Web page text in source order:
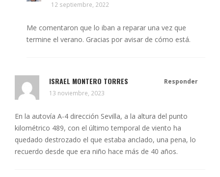
12 septiembre, 2022
Me comentaron que lo iban a reparar una vez que
termine el verano. Gracias por avisar de cómo está.
ISRAEL MONTERO TORRES
13 noviembre, 2023
Responder
En la autovía A-4 dirección Sevilla, a la altura del punto
kilométrico 489, con el último temporal de viento ha
quedado destrozado el que estaba anclado, una pena, lo
recuerdo desde que era niño hace más de 40 años.